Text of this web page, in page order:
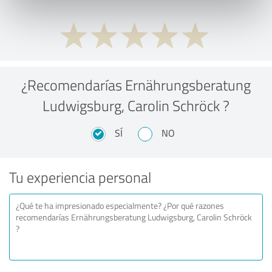
¿Recomendarías Ernährungsberatung
Ludwigsburg, Carolin Schröck ?
SÍ NO
Tu experiencia personal